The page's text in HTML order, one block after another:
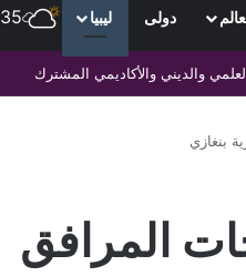
دولى ليبيا 35
بنغازي
المرافق